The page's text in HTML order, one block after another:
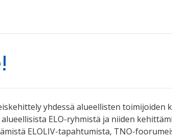
yhdessä alueellisten toimijoiden
ELO-ryhmistä ja niiden
ELOLIV-tapahtumista, TNO-